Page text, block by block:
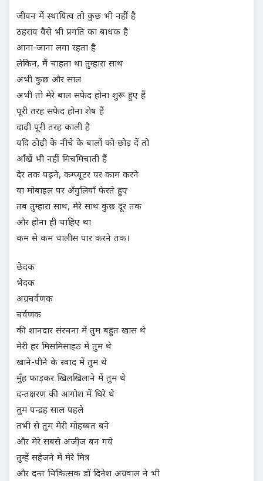
जीवन में स्थायित्व तो कुछ भी नहीं है
ठहराव वैसे भी प्रगति का बाधक है
आना-जाना लगा रहता है
लेकिन, मैं चाहता था तुम्हारा साथ
अभी कुछ और साल
अभी तो मेरे बाल सफेद होना शुरू हुए हैं
पूरी तरह सफेद होना शेष हैं
दाढ़ी पूरी तरह काली है
यदि ठोढ़ी के नीचे के बालों को छोड़ दें तो
आँखें भी नहीं मिचमिचाती हैं
देर तक पढ़ने, कम्प्यूटर पर काम करने
या मोबाइल पर अँगुलियाँ फेरते हुए
तब तुम्हारा साथ, मेरे साथ कुछ दूर तक
और होना ही चाहिए था
कम से कम चालीस पार करने तक।
छेदक
भेदक
अग्रचर्वणक
चर्वणक
की शानदार संरचना में तुम बहुत खास थे
मेरी हर मिसमिसाहठ में तुम थे
खाने-पीने के स्वाद में तुम थे
मुँह फाड़कर खिलखिलाने में तुम थे
दन्तक्षरण की आगोश में घिरे थे
तुम पन्द्रह साल पहले
तभी से तुम मेरी मोहब्बत बने
और मेरे सबसे अजी़ज बन गये
तुम्हें सहेजने में मेरे मित्र
और दन्त चिकित्सक डाॅ दिनेश अग्रवाल ने भी